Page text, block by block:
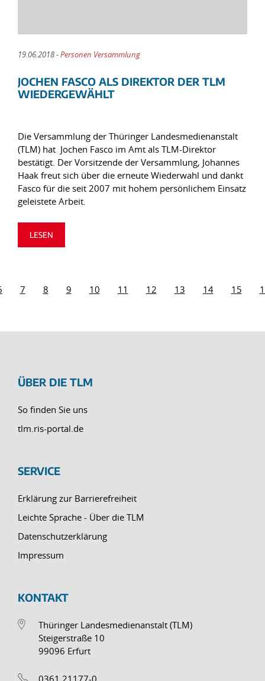
19.06.2018 -Personen Versammlung
JOCHEN FASCO ALS DIREKTOR DER TLM
WIEDERGEWÄHLT
Die Versammlung der Thüringer Landesmedienanstalt
(TLM) hat Jochen Fasco im Amt als TLM-Direktor
bestätigt. Der Vorsitzende der Versammlung, Johannes
Haak freut sich über die erneute Wiederwahl und dankt
Fasco für die seit 2007 mit hohem persönlichem Einsatz
geleistete Arbeit.
LESEN
7 8 9 10 11 12 13 14 15
ÜBER DIE TLM
So finden Sie uns
tlm.ris-portal.de
SERVICE
Erklärung zur Barrierefreiheit
Leichte Sprache - Über die TLM
Datenschutzerklärung
Impressum
KONTAKT
Thüringer Landesmedienanstalt (TLM)
Steigerstraße 10
99096 Erfurt
0361 21177-0